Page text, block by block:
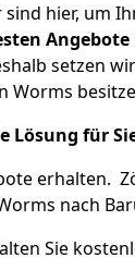
hier, um
Angebote
setzen
Worms
Lösung für
erhalten.
nach
Sie